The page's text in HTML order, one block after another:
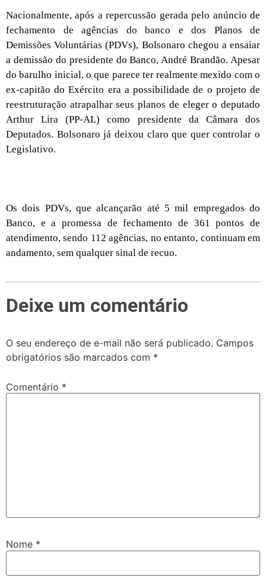
Nacionalmente, após a repercussão gerada pelo anúncio de
fechamento de agências do banco e dos Planos de
Demissões Voluntárias (PDVs), Bolsonaro chegou a ensaiar
a demissão do presidente do Banco, André Brandão. Apesar
do barulho inicial, o que parece ter realmente mexido com o
ex-capitão do Exército era a possibilidade de o projeto de
reestruturação atrapalhar seus planos de eleger o deputado
Arthur Lira (PP-AL) como presidente da Câmara dos
Deputados. Bolsonaro já deixou claro que quer controlar o
Legislativo.
Os dois PDVs, que alcançarão até 5 mil empregados do
Banco, e a promessa de fechamento de 361 pontos de
atendimento, sendo 112 agências, no entanto, continuam em
andamento, sem qualquer sinal de recuo.
Deixe um comentário
O seu endereço de e-mail não será publicado. Campos
obrigatórios são marcados com *
Comentário *
Nome *